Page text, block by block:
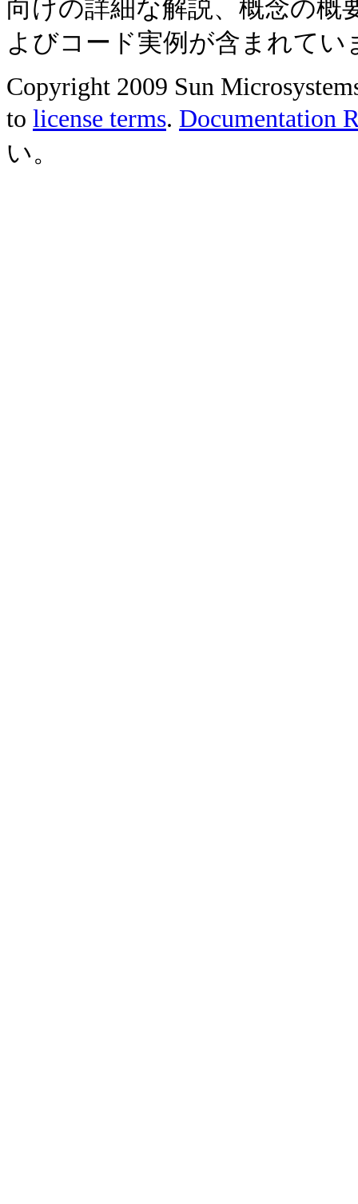
向けの詳細な解説、概念の概
よびコード実例が含まれてい
Copyright 2009 Sun
to license terms. Documentation
い。